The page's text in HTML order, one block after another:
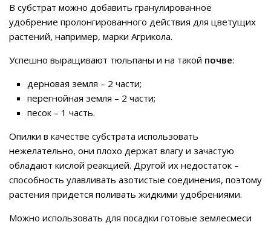
В субстрат можно добавить гранулированное
удобрение пролонгированного действия для цветущих
растений, например, марки Агрикола.
Успешно выращивают тюльпаны и на такой почве:
дерновая земля – 2 части;
перегнойная земля – 2 части;
песок – 1 часть.
Опилки в качестве субстрата использовать
нежелательно, они плохо держат влагу и зачастую
обладают кислой реакцией. Другой их недостаток –
способность улавливать азотистые соединения, поэтому
растения придется поливать жидкими удобрениями.
Можно использовать для посадки готовые землесмеси